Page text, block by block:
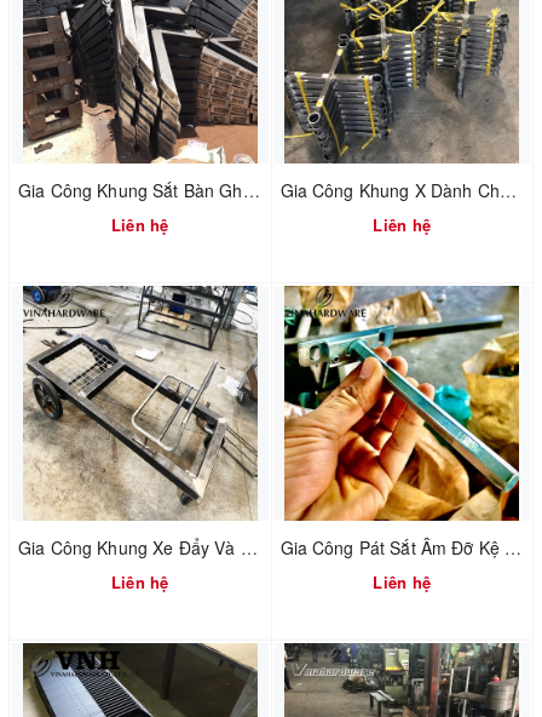
Gia Công Khung Sắt Bàn Ghế Sắt / Processing Iron Frame Iron Furniture
Liên hệ
Gia Công Khung X Dành Cho Chân Ghế Mở Rộng / Machined X Frame For Extended Chair Legs
Liên hệ
Gia Công Khung Xe Đẩy Và Các Bàn Ghế Sắt Cafe / Processing Trolley Frame And Iron Coffee Table On 06/02/2020
Liên hệ
Gia Công Pát Sắt Âm Đỡ Kệ / Machining Concealed Furniture Iron Supports Brackets
Liên hệ